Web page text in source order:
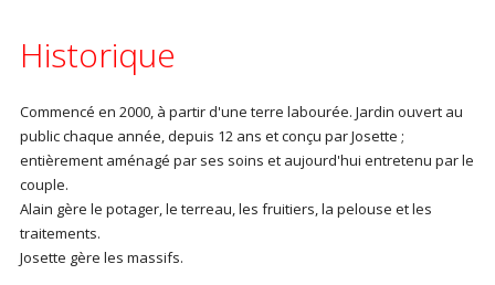
Historique
Commencé en 2000, à partir d'une terre labourée. Jardin ouvert au
public chaque année, depuis 12 ans et conçu par Josette ;
entièrement aménagé par ses soins et aujourd'hui entretenu par le
couple.
Alain gère le potager, le terreau, les fruitiers, la pelouse et les
traitements.
Josette gère les massifs.